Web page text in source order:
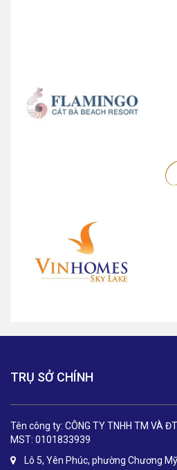
TRỤ SỞ CHÍNH
Tên công ty: CÔNG TY TNHH TM VÀ
MST: 0101833939
Lô 5, Yên Phúc, phường Chương